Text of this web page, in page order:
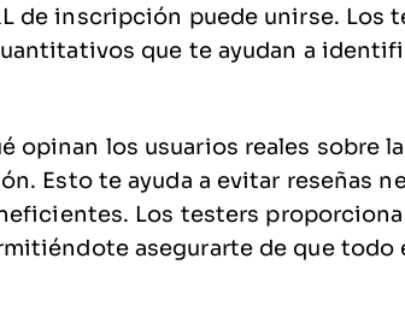
de inscripción puede unirse. Los
que te ayudan a
opinan los usuarios reales sobre
Esto te ayuda a evitar reseñas
Los testers
asegurarte de que todo